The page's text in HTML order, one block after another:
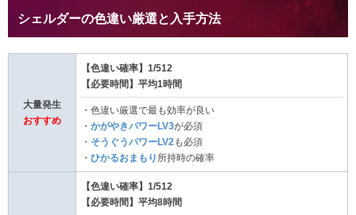
シェルダーの色違い厳選と入手方法
大量発生
おすすめ
【色違い確率】1/512
【必要時間】平均1時間
・色違い厳選で最も効率が良い
・ かがやきパワーLV3が必須
・ そうぐうパワーLV2 も必須
・ ひかるおまもり 所持時の確率
【色違い確率】1/512
【必要時間】平均8時間